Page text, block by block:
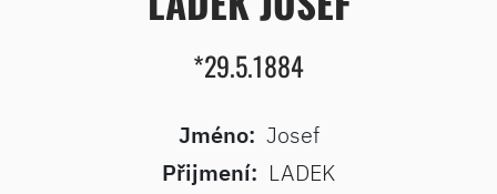
*29.5.1884
Jméno: Josef
Přijmení: LADEK